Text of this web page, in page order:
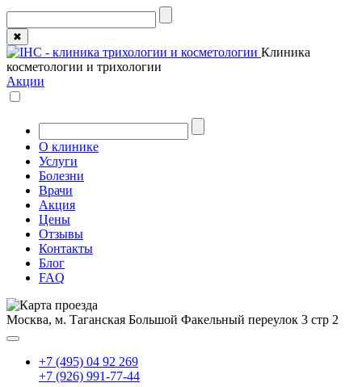
✖
Клиника
косметологии и трихологии
Акции
О клинике
Услуги
Болезни
Врачи
Акция
Цены
Отзывы
Контакты
Блог
FAQ
Москва, м. Таганская Большой Факельный переулок 3 стр 2
+7 (495) 04 92 269
+7 (926) 991-77-44